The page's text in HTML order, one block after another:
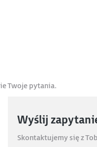
Twoje pytania.
Wyślij
Skontaktujemy się z